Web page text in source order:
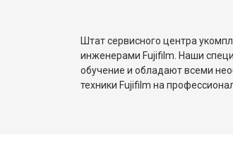
Штат сервисного центра
инженерами Fujifilm. Наши
обучение и обладают всеми
техники Fujifilm на